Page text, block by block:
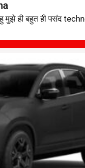
ही बहुत ही पसंद